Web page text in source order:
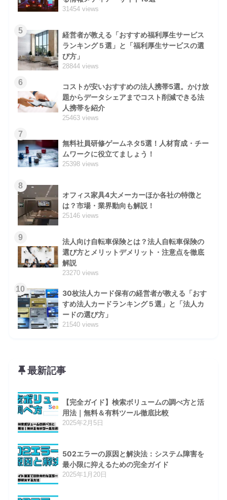
31454 views
5
経営者が教える「おすすめ福利厚生サービス
ランキング５選」と「福利厚生サービスの選
び方」
28844 views
6
コストが安いおすすめの法人携帯5選。かけ放
題からデータシェアまでコスト削減できる法
人携帯を紹介
25463 views
7
無料社員研修ゲームネタ5選！人材育成・チー
ムワークに役立てましょう！
25398 views
8
オフィス家具4大メーカーほか各社の特徴と
は？市場・業界動向も解説！
25146 views
9
法人向け自転車保険とは？法人自転車保険の
選び方とメリットデメリット・注意点を徹底
解説
23270 views
10
30枚法人カード保有の経営者が教える「おす
すめ法人カードランキング５選」と「法人カ
ードの選び方」
21540 views
最新記事
【完全ガイド】検索ボリュームの調べ方と活
用法｜無料＆有料ツール徹底比較
2025年2月5日
502エラーの原因と解決法：システム障害を
最小限に抑えるための完全ガイド
2025年1月20日